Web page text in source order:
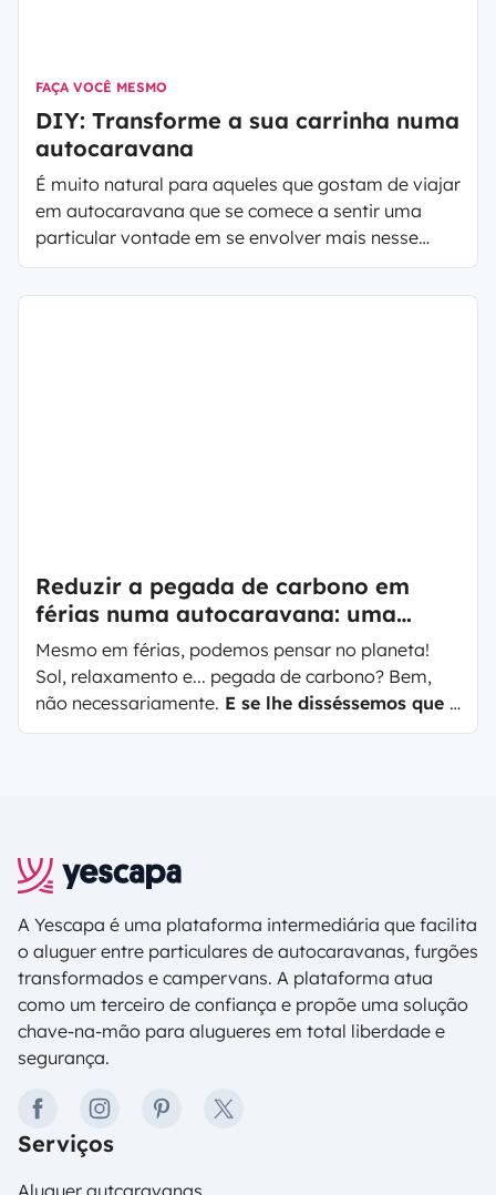
FAÇA VOCÊ MESMO
DIY: Transforme a sua carrinha numa
autocaravana
É muito natural para aqueles que gostam de viajar
em autocaravana que se comece a sentir uma
particular vontade em se envolver mais nesse
fantástico mundo.Muitos se entusiasmam com a
ideia de comprar uma carrinha e personalizá-la
Reduzir a pegada de carbono em
férias numa autocaravana: uma
escolha inteligente e ecológica!
Mesmo em férias, podemos pensar no planeta!
Sol, relaxamento e... pegada de carbono? Bem,
não necessariamente. E se lhe disséssemos que a
sua próxima escapadela poderia ser tanto
A Yescapa é uma plataforma intermediária que facilita
o aluguer entre particulares de autocaravanas, furgões
transformados e campervans. A plataforma atua
como um terceiro de confiança e propõe uma solução
chave-na-mão para alugueres em total liberdade e
segurança.
facebookinstagrampinteresttwitter
Serviços